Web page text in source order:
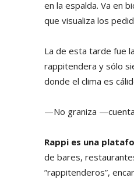
en la espalda. Va en
que visualiza los
La de esta tarde fue
rappitendera y sólo
donde el clima es
—No graniza —cuenta
Rappi es una
de bares,
”rappitenderos”,